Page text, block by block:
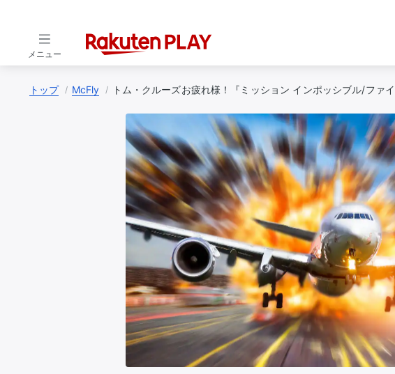
メニュー
トップ McFly トム・クルーズお疲れ様！『ミッション インポッシブル/ファ